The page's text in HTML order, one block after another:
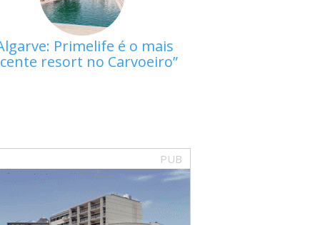
Primelife é o mais
resort no Carvoeiro
PUB